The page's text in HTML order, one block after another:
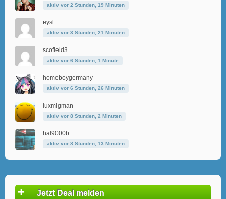
aktiv vor 2 Stunden, 19 Minuten
eysl
aktiv vor 3 Stunden, 21 Minuten
scofield3
aktiv vor 6 Stunden, 1 Minute
homeboygermany
aktiv vor 6 Stunden, 26 Minuten
luxmigman
aktiv vor 8 Stunden, 2 Minuten
hal9000b
aktiv vor 8 Stunden, 13 Minuten
+ Jetzt Deal melden